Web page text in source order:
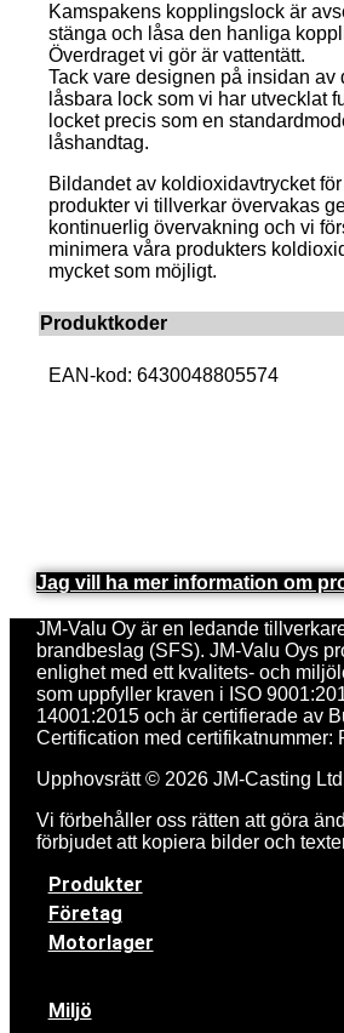
Kamspakens kopplingslock är
stänga och låsa den hanliga
Överdraget vi gör är vattentätt.
Tack vare designen på insidan av
låsbara lock som vi har utvecklat
locket precis som en
låshandtag.
Bildandet av koldioxidavtrycket
produkter vi tillverkar övervakas
kontinuerlig övervakning och vi
minimera våra produkters
mycket som möjligt.
Produktkoder
EAN-kod: 6430048805574
Jag vill ha mer information om
JM-Valu Oy är en ledande
brandbeslag (SFS). JM-Valu Oys
enlighet med ett kvalitets- och
som uppfyller kraven i ISO
14001:2015 och är certifierade av
Certification med certifikatnummer:
Upphovsrätt © 2026 JM-Casting
Vi förbehåller oss rätten att göra
förbjudet att kopiera bilder och
Produkter
Företag
Motorlager
Miljö